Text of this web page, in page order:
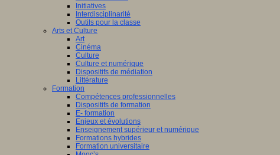
Initiatives
Interdisciplinarité
Outils pour la classe
Arts et Culture
Art
Cinéma
Culture
Culture et numérique
Dispositifs de médiation
Littérature
Formation
Compétences professionnelles
Dispositifs de formation
E- formation
Enjeux et évolutions
Enseignement supérieur et numérique
Formations hybrides
Formation universitaire